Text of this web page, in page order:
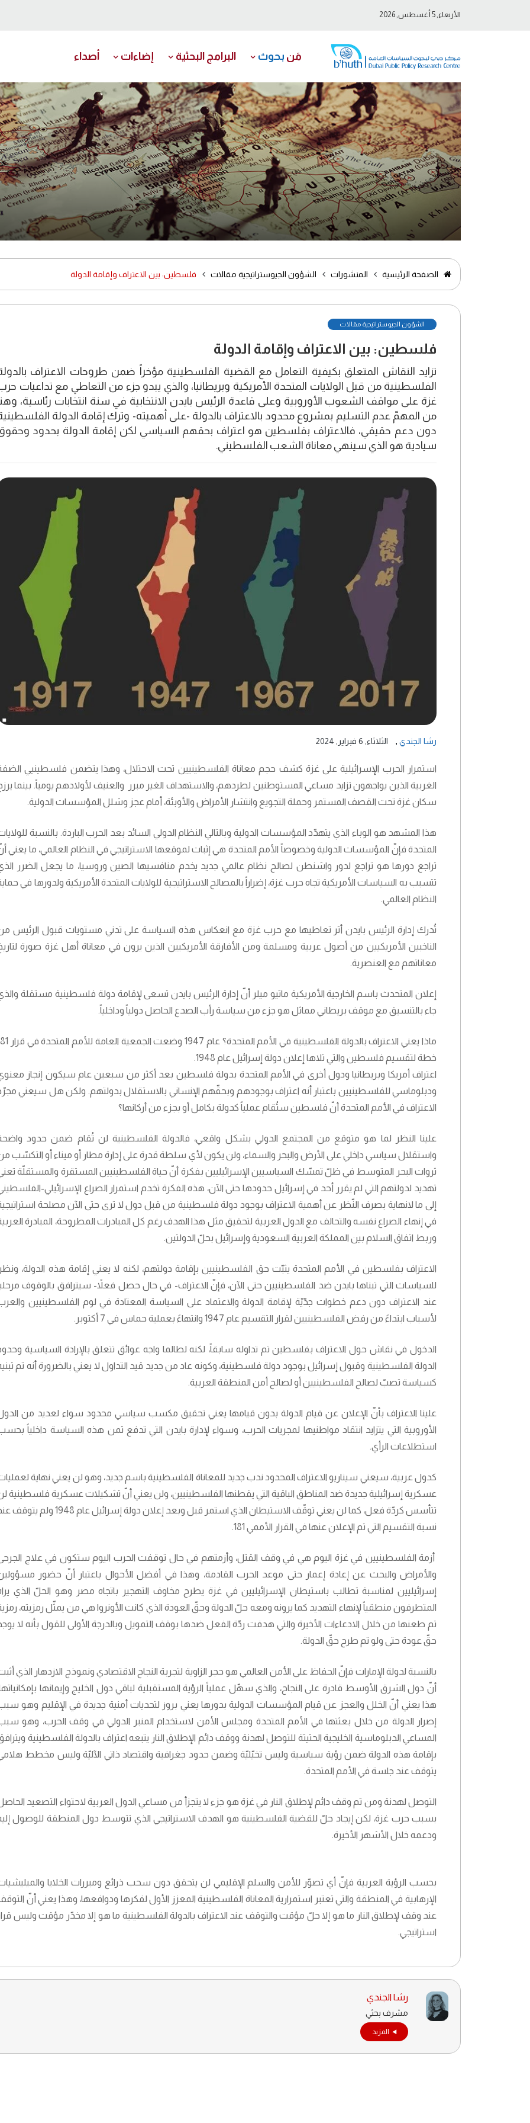
الأربعاء, 5 أغسطس, 2026
مَن بحوث البرامج البحثية إضاءات أصداء
الصفحة الرئيسية المنشورات الشؤون الجيوستراتيجية مقالات فلسطين: بين الاعتراف وإقامة الدولة
الشؤون الجيوستراتيجية مقالات
فلسطين: بين الاعتراف وإقامة الدولة
تزايد النقاش المتعلق بكيفية التعامل مع القضية الفلسطينية مؤخراً ضمن طروحات الاعتراف
الفلسطينية من قبل الولايات المتحدة الأمريكية وبريطانيا، والذي يبدو جزء من التعاطي مع تداعيات
غزة على مواقف الشعوب الأوروبية وعلى قاعدة الرئيس بايدن الانتخابية في سنة انتخابات رئاسية،
من المهمّ عدم التسليم بمشروع محدود بالاعتراف بالدولة -على أهميته- وترك إقامة الدولة
دون دعم حقيقي، فالاعتراف بفلسطين هو اعتراف بحقهم السياسي لكن إقامة الدولة بحدود
سيادية هو الذي سينهي معاناة الشعب الفلسطيني.
رشا الجندي , الثلاثاء, 6 فبراير, 2024
استمرار الحرب الإسرائيلية على غزة كشف حجم معاناة الفلسطينيين تحت الاحتلال، وهذا يتضمن فلسطينيي
الغربية الذين يواجهون تزايد مساعي المستوطنين لطردهم، والاستهداف الغير مبرر والعنيف لأولادهم يومياً. بينما
سكان غزة تحت القصف المستمر وحملة التجويع وانتشار الأمراض والأوبئة، أمام عجز وشلل المؤسسات الدولية.
هذا المشهد هو الوباء الذي يتهدّد المؤسسات الدولية وبالتالي النظام الدولي السائد بعد الحرب الباردة. بالنسبة
المتحدة فإنّ المؤسسات الدولية وخصوصاً الأمم المتحدة هي إثبات لموقعها الاستراتيجي في النظام العالمي، ما يعني
تراجع دورها هو تراجع لدور واشنطن لصالح نظام عالمي جديد يخدم منافسيها الصين وروسيا، ما يجعل الضرر
تتسبب به السياسات الأمريكية تجاه حرب غزة، إضراراً بالمصالح الاستراتيجية للولايات المتحدة الأمريكية ولدورها في
النظام العالمي.
تُدرك إدارة الرئيس بايدن أثر تعاطيها مع حرب غزة مع انعكاس هذه السياسة على تدني مستويات قبول الرئيس
الناخبين الأمريكيين من أصول عربية ومسلمة ومن الأفارقة الأمريكيين الذين يرون في معاناة أهل غزة صورة
معاناتهم مع العنصرية.
إعلان المتحدث باسم الخارجية الأمريكية ماثيو ميلر أنّ إدارة الرئيس بايدن تسعى لإقامة دولة فلسطينية مستقلة
جاء بالتنسيق مع موقف بريطاني مماثل هو جزء من سياسة رأب الصدع الحاصل دولياً وداخلياً.
ماذا يعني الاعتراف بالدولة الفلسطينية في الأمم المتحدة؟ عام
خطة لتقسيم فلسطين والتي تلاها إعلان دولة إسرائيل عام 1948.
اعتراف أمريكا وبريطانيا ودول أخرى في الأمم المتحدة بدولة فلسطين بعد أكثر من سبعين عام سيكون إنجاز
ودبلوماسي للفلسطينيين باعتبار أنه اعتراف بوجودهم وبحقّهم الإنساني بالاستقلال بدولتهم. ولكن هل سيعني
الاعتراف في الأمم المتحدة أنّ فلسطين ستُقام عملياً كدولة بكامل أو بجزء من أركانها؟
علينا النظر لما هو متوقع من المجتمع الدولي بشكل واقعي، فالدولة الفلسطينية لن تُقام ضمن حدود
واستقلال سياسي داخلي على الأرض والبحر والسماء، ولن يكون لأي سلطة قدرة على إدارة مطار أو ميناء أو التكسّب
ثروات البحر المتوسط في ظلّ تمسّك السياسيين الإسرائيليين بفكرة أنّ حياة الفلسطينيين المستقرة والمستقلّة
تهديد لدولتهم التي لم يقرر أحد في إسرائيل حدودها حتى الآن، هذه الفكرة تخدم استمرار الصراع الإسرائيلي-
إلى ما لانهاية بصرف النّظر عن أهمية الاعتراف بوجود دولة فلسطينية من قبل دول لا ترى حتى الآن مصلحة
في إنهاء الصراع نفسه والتحالف مع الدول العربية لتحقيق مثل هذا الهدف رغم كل المبادرات المطروحة، المبادرة
وربط اتفاق السلام بين المملكة العربية السعودية وإسرائيل بحلّ الدولتين.
الاعتراف بفلسطين في الأمم المتحدة يثبّت حق الفلسطينيين بإقامة دولتهم، لكنه لا يعني إقامة هذه الدولة،
للسياسات التي تبناها بايدن ضد الفلسطينيين حتى الآن، فإنّ الاعتراف- في حال حصل فعلاً- سيترافق بالوقوف
عند الاعتراف دون دعم خطوات جدّيّة لإقامة الدولة والاعتماد على السياسة المعتادة في لوم الفلسطينيين
لأسباب ابتداءً من رفض الفلسطينيين لقرار التقسيم عام 1947 وانتهاءً بعملية حماس في 7 أكتوبر.
الدخول في نقاش حول الاعتراف بفلسطين تم تداوله سابقاً، لكنه لطالما واجه عوائق تتعلق بالإرادة السياسية
الدولة الفلسطينية وقبول إسرائيل بوجود دولة فلسطينية، وكونه عاد من جديد قيد التداول لا يعني بالضرورة أنه تم
كسياسة تصبّ لصالح الفلسطينيين أو لصالح أمن المنطقة العربية.
علينا الاعتراف بأنّ الإعلان عن قيام الدولة بدون قيامها يعني تحقيق مكسب سياسي محدود سواء لعديد من
الأوروبية التي يتزايد انتقاد مواطنيها لمجريات الحرب، وسواء لإدارة بايدن التي تدفع ثمن هذه السياسة داخلياً
استطلاعات الرأي.
كدول عربية، سيعني سيناريو الاعتراف المحدود ندب جديد للمعاناة الفلسطينية باسم جديد، وهو لن يعني نهاية
عسكرية إسرائيلية جديدة ضد المناطق الباقية التي يقطنها الفلسطينيين، ولن يعني أنّ تشكيلات عسكرية فلسطينية
تتأسس كردّة فعل، كما لن يعني توقّف الاستيطان الذي استمر قبل وبعد إعلان دولة إسرائيل عام 1948 ولم
نسبة التقسيم التي تم الإعلان عنها في القرار الأممي 181.
أزمة الفلسطينيين في غزة اليوم هي في وقف القتل، وأزمتهم في حال توقفت الحرب اليوم ستكون في علاج
والأمراض والبحث عن إعادة إعمار حتى موعد الحرب القادمة، وهذا في أفضل الأحوال باعتبار أنّ حضور
إسرائيليين لمناسبة تطالب باستيطان الإسرائيليين في غزة يطرح مخاوف التهجير باتجاه مصر وهو الحلّ الذي
المتطرفون منطقياً لإنهاء التهديد كما يرونه ومعه حلّ الدولة وحقّ العودة الذي كانت الأونروا هي من يمثّل رمزيته،
تم طعنها من خلال الادعاءات الأخيرة والتي هدفت ردّة الفعل ضدها بوقف التمويل وبالدرجة الأولى للقول بأنه لا
حقّ عودة حتى ولو تم طرح حقّ الدولة.
بالنسبة لدولة الإمارات فإنّ الحفاظ على الأمن العالمي هو حجر الزاوية لتجربة النجاح الاقتصادي ونموذج الازدهار الذي
أنّ دول الشرق الأوسط قادرة على النجاح، والذي سهّل عملياً الرؤية المستقبلية لباقي دول الخليج وإيمانها
هذا يعني أنّ الخلل والعجز عن قيام المؤسسات الدولية بدورها يعني بروز لتحديات أمنية جديدة في الإقليم وهو
إصرار الدولة من خلال بعثتها في الأمم المتحدة ومجلس الأمن لاستخدام المنبر الدولي في وقف الحرب، وهو
المساعي الدبلوماسية الخليجية الحثيثة للتوصل لهدنة ووقف دائم الإطلاق النار يتبعه اعتراف بالدولة الفلسطينية
بإقامة هذه الدولة ضمن رؤية سياسية وليس تخيّليّة وضمن حدود جغرافية واقتصاد ذاتي الآليّة وليس مخطط
يتوقف عند جلسة في الأمم المتحدة.
التوصل لهدنة ومن ثم وقف دائم لإطلاق النار في غزة هو جزء لا يتجزأ من مساعي الدول العربية لاحتواء التصعيد
بسبب حرب غزة، لكن إيجاد حلّ للقضية الفلسطينية هو الهدف الاستراتيجي الذي تتوسط دول المنطقة للوصول
ودعمه خلال الأشهر الأخيرة.
بحسب الرؤية العربية فإنّ أي تصوّر للأمن والسلم الإقليمي لن يتحقق دون سحب ذرائع ومبررات الخلايا
الإرهابية في المنطقة والتي تعتبر استمرارية المعاناة الفلسطينية المعزز الأول لفكرها ودوافعها، وهذا يعني أنّ
عند وقف لإطلاق النار ما هو إلا حلّ مؤقت والتوقف عند الاعتراف بالدولة الفلسطينية ما هو إلا مخدّر مؤقت وليس
استراتيجي.
رشا الجندي
مشرف بحثي
المزيد